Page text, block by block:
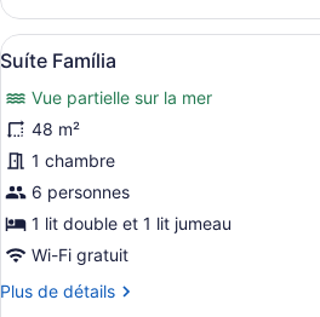
Luxo
com
Cama
Afficher
toutes
les
photos
pour
ce
type
de
chambre :
Suíte
5
Suíte Família
Vue partielle sur la mer
48 m²
1 chambre
6 personnes
1 lit double et 1 lit jumeau
Wi-Fi gratuit
Plus de détails
Plus